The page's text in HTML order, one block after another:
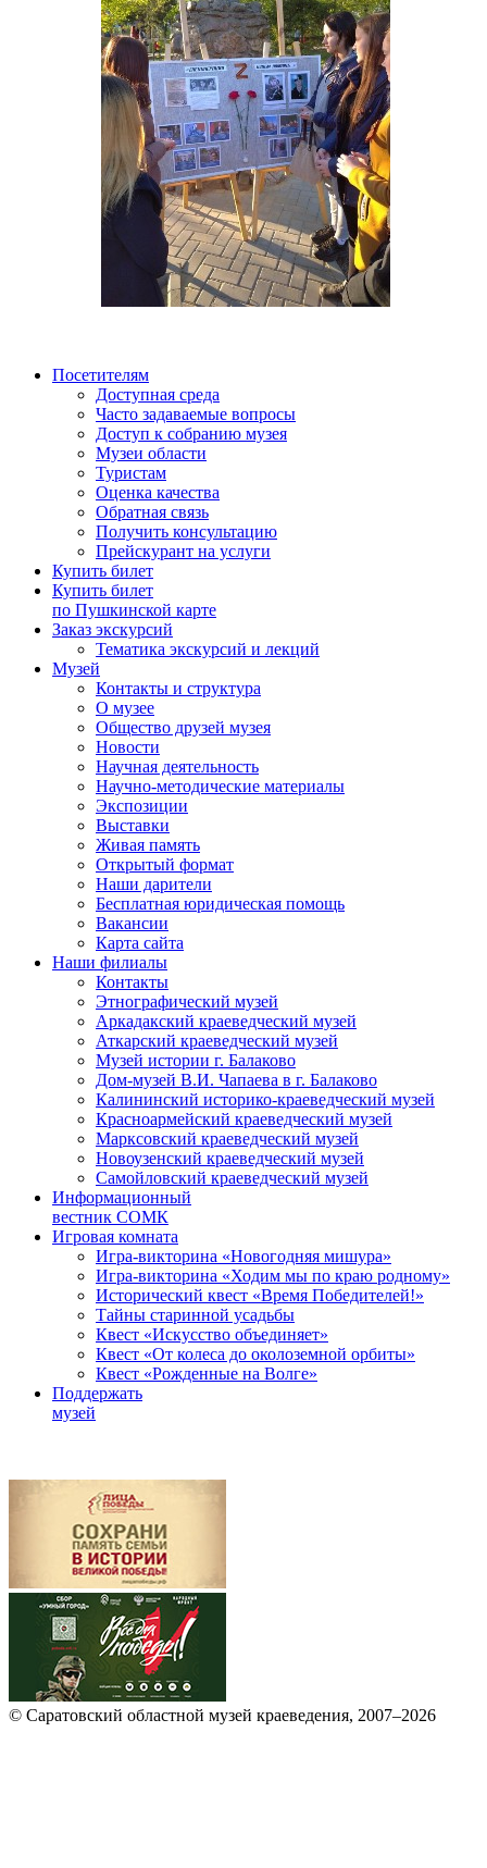
Посетителям
Доступная среда
Часто задаваемые вопросы
Доступ к собранию музея
Музеи области
Туристам
Оценка качества
Обратная связь
Получить консультацию
Прейскурант на услуги
Купить билет
Купить билет
по Пушкинской карте
Заказ экскурсий
Тематика экскурсий и лекций
Музей
Контакты и структура
О музее
Общество друзей музея
Новости
Научная деятельность
Научно-методические материалы
Экспозиции
Выставки
Живая память
Открытый формат
Наши дарители
Бесплатная юридическая помощь
Вакансии
Карта сайта
Наши филиалы
Контакты
Этнографический музей
Аркадакский краеведческий музей
Аткарский краеведческий музей
Музей истории г. Балаково
Дом-музей В.И. Чапаева в г. Балаково
Калининский историко-краеведческий музей
Красноармейский краеведческий музей
Марксовский краеведческий музей
Новоузенский краеведческий музей
Самойловский краеведческий музей
Информационный
вестник СОМК
Игровая комната
Игра-викторина «Новогодняя мишура»
Игра-викторина «Ходим мы по краю родному»
Исторический квест «Время Победителей!»
Тайны старинной усадьбы
Квест «Искусство объединяет»
Квест «От колеса до околоземной орбиты»
Квест «Рожденные на Волге»
Поддержать
музей
© Саратовский областной музей краеведения, 2007–2026